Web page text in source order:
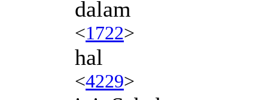
dalam
<1722>
hal
<4229>